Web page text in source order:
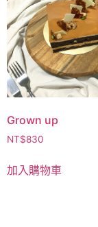
Grown up
NT$830
加入購物車